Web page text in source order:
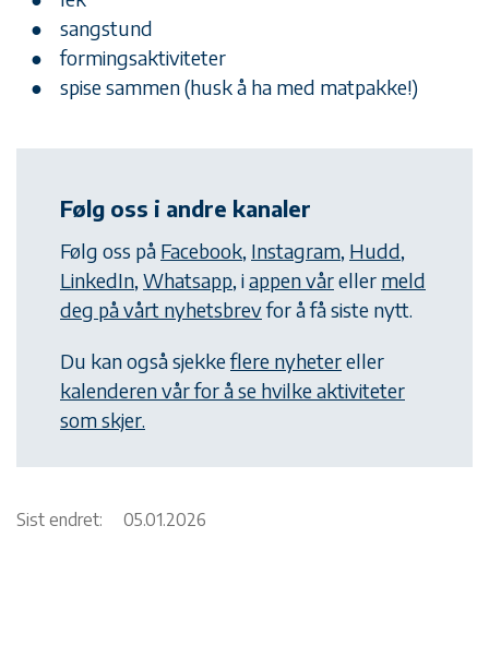
sangstund
formingsaktiviteter
spise sammen (husk å ha med matpakke!)
Følg oss i andre kanaler
Følg oss på Facebook, Instagram, Hudd,
LinkedIn, Whatsapp, iappen våreller meld
deg på vårt nyhetsbrevfor å få siste nytt.
Du kan også sjekkeflere nyhetereller
kalenderen vår for å se hvilke aktiviteter
som skjer.
Sist endret: 05.01.2026